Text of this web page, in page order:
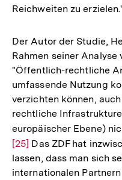
Reichweiten zu
Der Autor der Studie,
Rahmen seiner Analyse
"Öffentlich-rechtliche
umfassende Nutzung
verzichten können,
rechtliche
europäischer Ebene)
[25] Das ZDF hat
lassen, dass man sich
internationalen Partnern